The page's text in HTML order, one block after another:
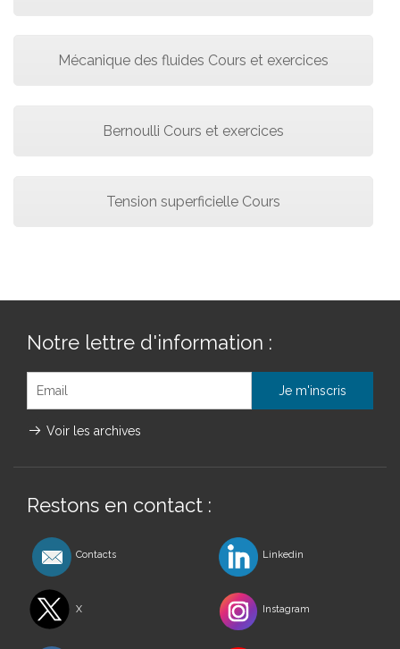
Mécanique des fluides Cours et exercices
Bernoulli Cours et exercices
Tension superficielle Cours
Notre lettre d'information :
Voir les archives
Restons en contact :
Contacts Linkedin
X Instagram